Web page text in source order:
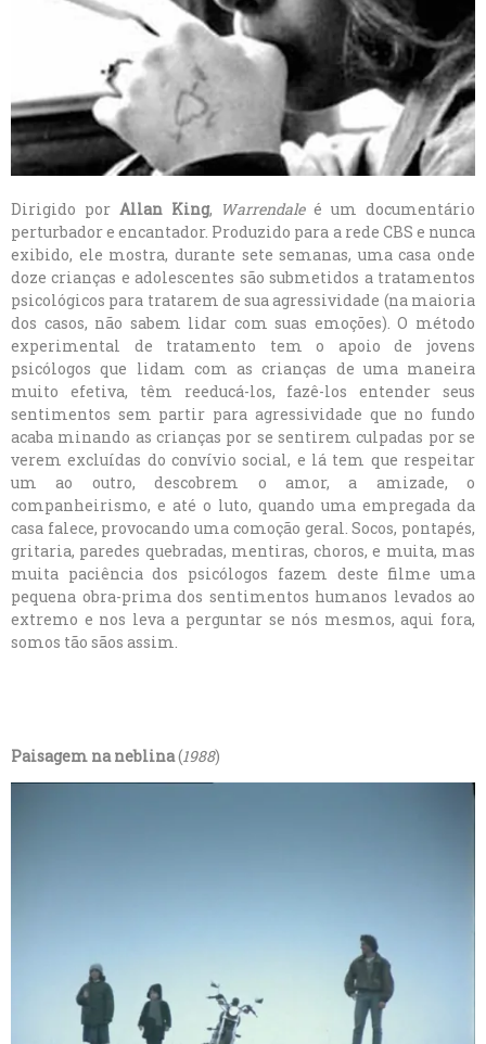
Dirigido por Allan King, Warrendaleé um documentário
perturbador e encantador. Produzido para a rede CBS e nunca
exibido, ele mostra, durante sete semanas, uma casa onde
doze crianças e adolescentes são submetidos a tratamentos
psicológicos para tratarem de sua agressividade (na maioria
dos casos, não sabem lidar com suas emoções). O método
experimental de tratamento tem o apoio de jovens
psicólogos que lidam com as crianças de uma maneira
muito efetiva, têm reeducá-los, fazê-los entender seus
sentimentos sem partir para agressividade que no fundo
acaba minando as crianças por se sentirem culpadas por se
verem excluídas do convívio social, e lá tem que respeitar
um ao outro, descobrem o amor, a amizade, o
companheirismo, e até o luto, quando uma empregada da
casa falece, provocando uma comoção geral. Socos, pontapés,
gritaria, paredes quebradas, mentiras, choros, e muita, mas
muita paciência dos psicólogos fazem deste filme uma
pequena obra-prima dos sentimentos humanos levados ao
extremo e nos leva a perguntar se nós mesmos, aqui fora,
somos tão sãos assim.
Paisagem na neblina(1988)